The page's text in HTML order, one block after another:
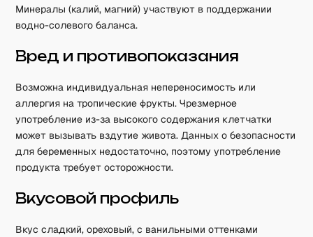
Минералы (калий, магний) участвуют в поддержании
водно-солевого баланса.
Вред и противопоказания
Возможна индивидуальная непереносимость или
аллергия на тропические фрукты. Чрезмерное
употребление из-за высокого содержания клетчатки
может вызывать вздутие живота. Данных о безопасности
для беременных недостаточно, поэтому употребление
продукта требует осторожности.
Вкусовой профиль
Вкус сладкий, ореховый, с ванильными оттенками